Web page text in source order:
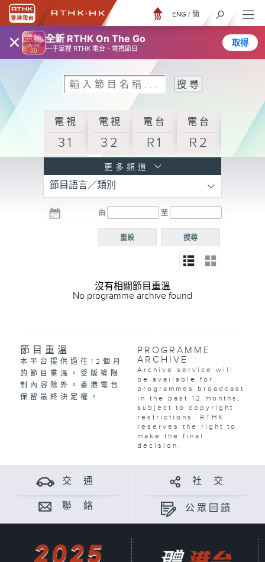
× 全新 RTHK On The Go
一手掌握 RTHK 電台、電視節目
取得
ENG / 簡
電視
31
電視
32
電台
R1
電台
R2
R3
電台 電台
R5
電台
普通
更多頻道
節目語言／類別
由 至
搜尋
重設
沒有相關節目重溫
No programme archive found
節目重溫
本平台提供過往12個月
的節目重溫，受版權限
制內容除外。香港電台
保留最終決定權。
PROGRAMME
ARCHIVE
Archive service will
be available for
programmes broadcast
in the past 12 months,
subject to copyright
restrictions. RTHK
reserves the right to
make the final
decision.
交 通 社 交
聯 絡 公眾回饋